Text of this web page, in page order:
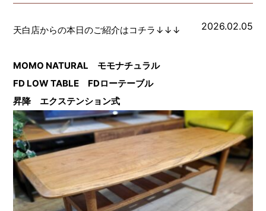
2026.02.05
天白店からの本日のご紹介はコチラ↓↓↓
MOMO NATURAL モモナチュラル
FD LOW TABLE FDローテーブル
昇降 エクステンション式